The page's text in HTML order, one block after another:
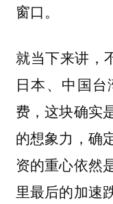
窗口。
就当下来讲，
日本、中国
费，这块确实
的想象力，确
资的重心依然
里最后的加速